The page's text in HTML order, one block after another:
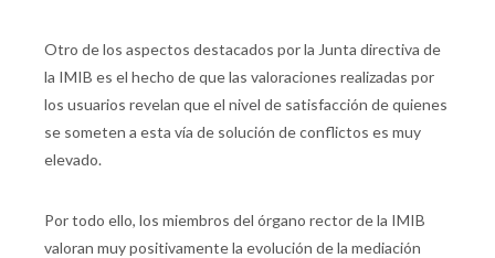
Otro de los aspectos destacados por la Junta directiva de
la IMIB es el hecho de que las valoraciones realizadas por
los usuarios revelan que el nivel de satisfacción de quienes
se someten a esta vía de solución de conflictos es muy
elevado.
Por todo ello, los miembros del órgano rector de la IMIB
valoran muy positivamente la evolución de la mediación